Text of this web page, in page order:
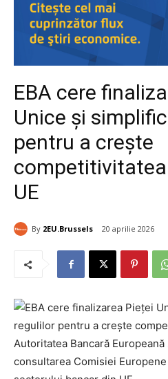
EBA cere
Unice și
pentru a crește
UE
By 2EU.Brussels 20 aprilie 2026
Autoritatea Bancară
consultarea Comisiei